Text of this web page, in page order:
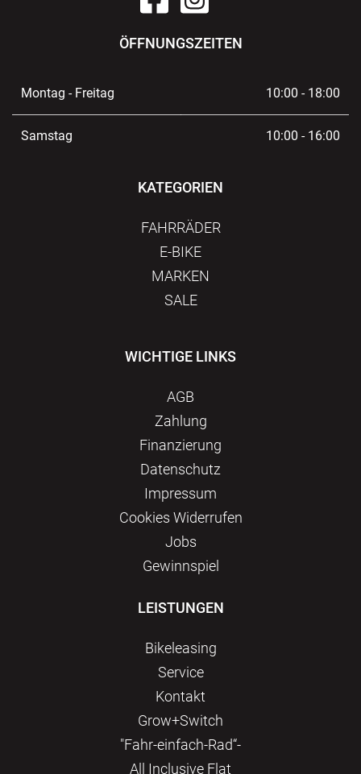
ÖFFNUNGSZEITEN
Montag - Freitag 10:00 - 18:00
Samstag 10:00 - 16:00
KATEGORIEN
FAHRRÄDER
E-BIKE
MARKEN
SALE
WICHTIGE LINKS
AGB
Zahlung
Finanzierung
Datenschutz
Impressum
Сookies Widerrufen
Jobs
Gewinnspiel
LEISTUNGEN
Bikeleasing
Service
Kontakt
Grow+Switch
"Fahr-einfach-Rad“-
All Inclusive Flat